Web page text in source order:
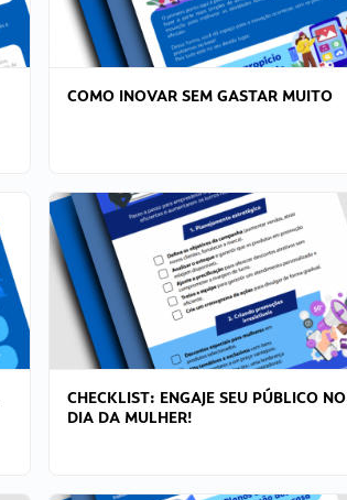
COMO INOVAR SEM GASTAR MUITO
CHECKLIST: ENGAJE SEU PÚBLICO NO
DIA DA MULHER!